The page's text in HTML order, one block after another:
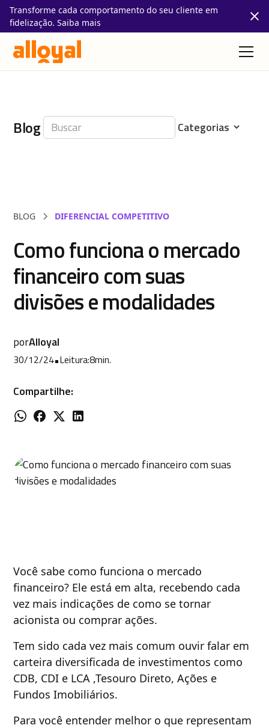
Transforme cada comportamento do seu cliente em
fidelização. Saiba mais
Blog
BLOG DIFERENCIAL COMPETITIVO
Como funciona o mercado
financeiro com suas
divisões e modalidades
porAlloyal
30/12/24•Leitura:8min.
Compartilhe:
Você sabe como funciona o mercado
financeiro? Ele está em alta, recebendo cada
vez mais indicações de como se tornar
acionista ou comprar ações.
Tem sido cada vez mais comum ouvir falar em
carteira diversificada de investimentos como
CDB, CDI e LCA ,Tesouro Direto, Ações e
Fundos Imobiliários.
Para você entender melhor o que representam